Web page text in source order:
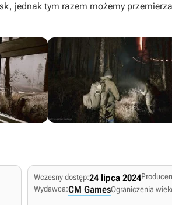
jednak tym razem możemy
Wczesny dostęp:24 lipca 2024
Wydawca:CM GamesOgraniczenia